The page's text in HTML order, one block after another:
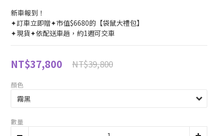
新車報到！
✦訂車立即贈✦市值$6680的【袋鼠大禮包】
✦現貨✦依配送車趟，約1週可交車
NT$37,800 NT$39,800
顏色
數量